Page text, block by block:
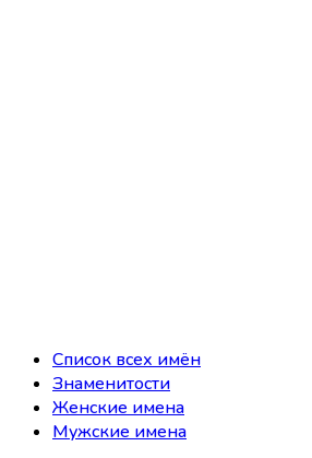
Список всех имён
Знаменитости
Женские имена
Мужские имена